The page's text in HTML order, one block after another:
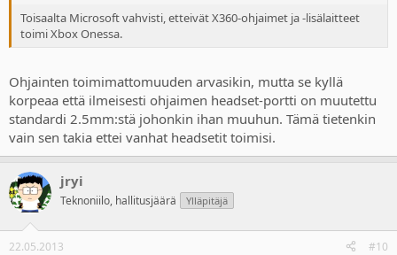
Toisaalta Microsoft vahvisti, etteivät X360-ohjaimet ja -lisälaitteet
toimi Xbox Onessa.
Ohjainten toimimattomuuden arvasikin, mutta se kyllä
korpeaa että ilmeisesti ohjaimen headset-portti on muutettu
standardi 2.5mm:stä johonkin ihan muuhun. Tämä tietenkin
vain sen takia ettei vanhat headsetit toimisi.
jryi
Teknoniilo, hallitusjäärä Ylläpitäjä
22.05.2013 #10